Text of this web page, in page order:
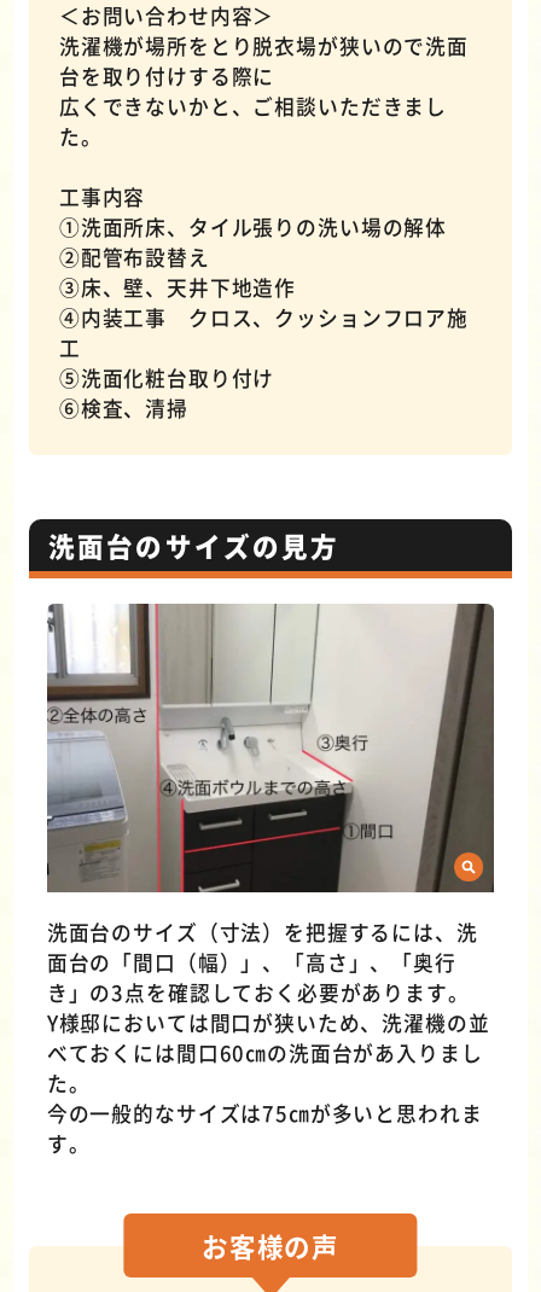
＜お問い合わせ内容＞
洗濯機が場所をとり脱衣場が狭いので洗面
台を取り付けする際に
広くできないかと、ご相談いただきまし
た。
工事内容
①洗面所床、タイル張りの洗い場の解体
②配管布設替え
③床、壁、天井下地造作
④内装工事 クロス、クッションフロア施
工
⑤洗面化粧台取り付け
⑥検査、清掃
洗面台のサイズの見方
洗面台のサイズ（寸法）を把握するには、洗
面台の「間口（幅）」、「高さ」、「奥行
き」の3点を確認しておく必要があります。
Y様邸においては間口が狭いため、洗濯機の並
べておくには間口60㎝の洗面台があ入りまし
た。
今の一般的なサイズは75㎝が多いと思われま
す。
お客様の声